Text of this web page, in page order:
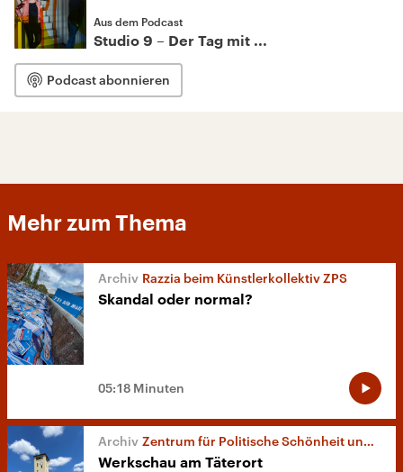
Aus dem Podcast
Studio 9 – Der Tag mit ...
Podcast abonnieren
Mehr zum Thema
Razzia beim Künstlerkollektiv ZPS
Skandal oder normal?
05:18 Minuten
Zentrum für Politische Schönheit und Otto Muehl
Werkschau am Täterort